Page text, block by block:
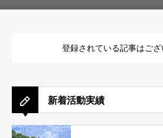
登録されている記事はござ
新着活動実績